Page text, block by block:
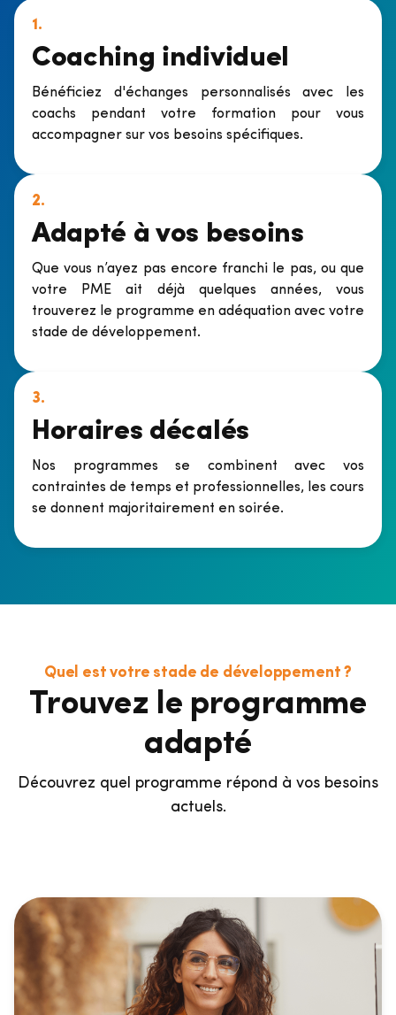
1.
Coaching individuel
Bénéficiez d'échanges personnalisés avec les
coachs pendant votre formation pour vous
accompagner sur vos besoins spécifiques.
2.
Adapté à vos besoins
Que vous n’ayez pas encore franchi le pas, ou que
votre PME ait déjà quelques années, vous
trouverez le programme en adéquation avec votre
stade de développement.
3.
Horaires décalés
Nos programmes se combinent avec vos
contraintes de temps et professionnelles, les cours
se donnent majoritairement en soirée.
Quel est votre stade de développement ?
Trouvez le programme
adapté
Découvrez quel programme répond à vos besoins
actuels.